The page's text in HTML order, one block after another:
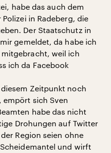
habe das auch dem
in Radeberg, die
Der Staatschutz in
gemeldet, da habe ich
mitgebracht, weil ich
ich da Facebook
Zeitpunkt noch
empört sich Sven
habe das nicht
Drohungen auf Twitter
Region seien ohne
und wirft